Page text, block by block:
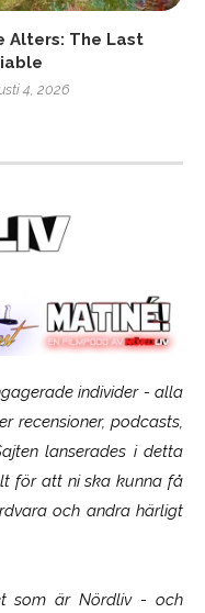
Alters: The Last
4, 2026
individer - alla
recensioner, podcasts,
lanserades i detta
för att ni ska kunna få
och andra härligt
som ärNördliv- och